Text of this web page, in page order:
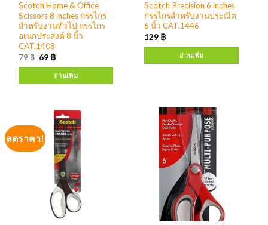
Scotch Home & Office
Scissors 8 inches กรรไกร
สำหรับงานทั่วไป กรรไกร
อเนกประสงค์ 8 นิ้ว
CAT.1408
79฿ 69 ฿
อ่านเพิ่ม
Scotch Precision 6 inches
กรรไกรสำหรับงานประณีต
6 นิ้ว CAT.1446
129 ฿
อ่านเพิ่ม
ลดราคา!